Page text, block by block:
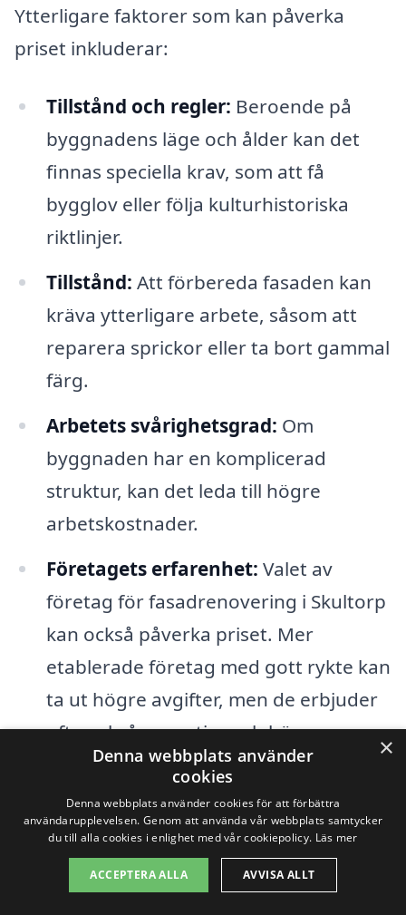
Ytterligare faktorer som kan påverka
priset inkluderar:
Tillstånd och regler: Beroende på
byggnadens läge och ålder kan det
finnas speciella krav, som att få
bygglov eller följa kulturhistoriska
riktlinjer.
Tillstånd: Att förbereda fasaden kan
kräva ytterligare arbete, såsom att
reparera sprickor eller ta bort gammal
färg.
Arbetets svårighetsgrad: Om
byggnaden har en komplicerad
struktur, kan det leda till högre
arbetskostnader.
Företagets erfarenhet: Valet av
företag för fasadrenovering i Skultorp
kan också påverka priset. Mer
etablerade företag med gott rykte kan
ta ut högre avgifter, men de erbjuder
ofta också garantier och högre
kvalitet på arbetet.
När man söker efter fasadrenovering i
Skultorp är det viktigt att jämföra olika
offerter. Genom att använda en plattform
×
Denna webbplats använder
cookies
Denna webbplats använder cookies för att förbättra
användarupplevelsen. Genom att använda vår webbplats samtycker
du till alla cookies i enlighet med vår cookiepolicy. Läs mer
ACCEPTERA ALLA AVVISA ALLT